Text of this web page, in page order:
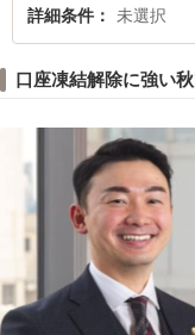
詳細条件 未選択
口座凍結解除に強い